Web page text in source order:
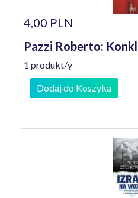
4,00 PLN
Pazzi Roberto:
1 produkt/y
Dodaj do Koszyka